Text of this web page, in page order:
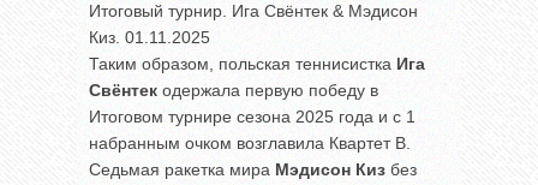
Итоговый турнир. Ига Свёнтек & Мэдисон
Киз. 01.11.2025
Таким образом, польская теннисистка Ига
Свёнтек одержала первую победу в
Итоговом турнире сезона 2025 года и с 1
набранным очком возглавила Квартет B.
Седьмая ракетка мира Мэдисон Киз без